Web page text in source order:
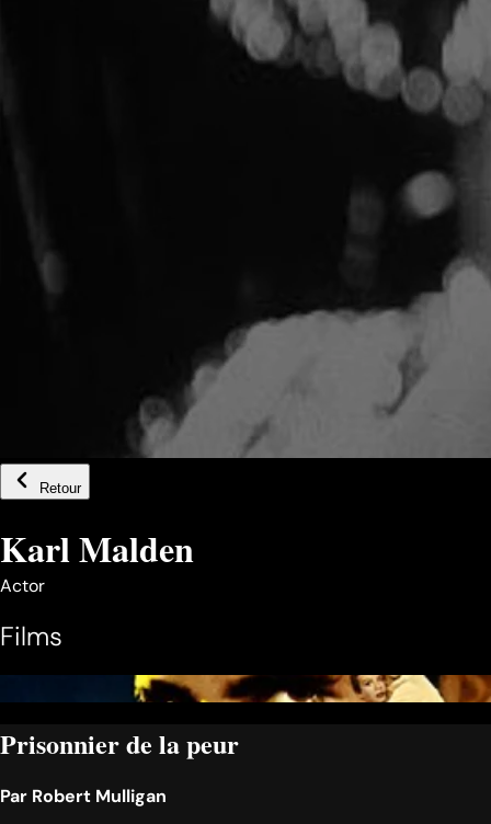
Retour
Karl Malden
Actor
Films
Prisonnier de la peur
Par Robert Mulligan